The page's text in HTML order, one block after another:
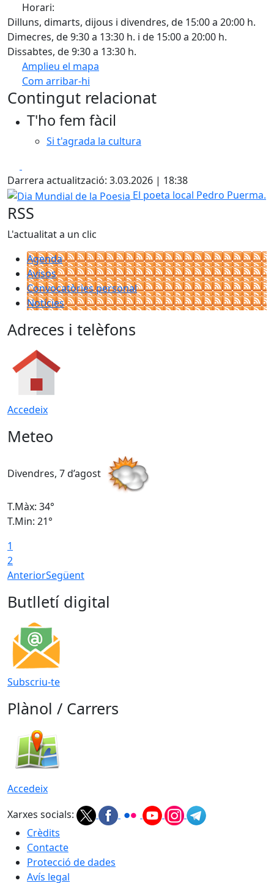
Horari:
Dilluns, dimarts, dijous i divendres, de 15:00 a 20:00 h.
Dimecres, de 9:30 a 13:30 h. i de 15:00 a 20:00 h.
Dissabtes, de 9:30 a 13:30 h.
Amplieu el mapa
Com arribar-hi
+
Contingut relacionat
T'ho fem fàcil
Si t'agrada la cultura
Darrera actualització: 3.03.2026 | 18:38
Dia Mundial de la Poesia
El poeta local Pedro Puerma.
RSS
L'actualitat a un clic
Agenda
Avisos
Convocatòries personal
Notícies
Adreces i telèfons
Accedeix
Meteo
Divendres, 7 d’agost
T.Màx: 34°
T.Min: 21°
1
2
AnteriorSegüent
Butlletí digital
Subscriu-te
Plànol / Carrers
Accedeix
Xarxes socials:
Crèdits
Contacte
Protecció de dades
Avís legal